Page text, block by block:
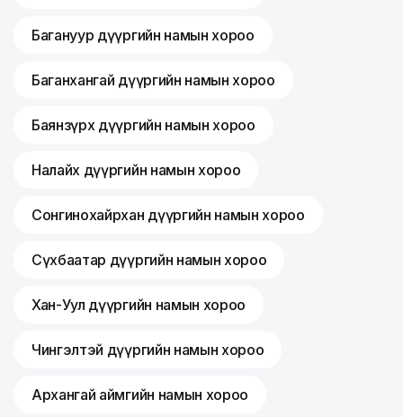
Багануур дүүргийн намын хороо
Баганхангай дүүргийн намын хороо
Баянзүрх дүүргийн намын хороо
Налайх дүүргийн намын хороо
Сонгинохайрхан дүүргийн намын хороо
Сүхбаатар дүүргийн намын хороо
Хан-Уул дүүргийн намын хороо
Чингэлтэй дүүргийн намын хороо
Архангай аймгийн намын хороо